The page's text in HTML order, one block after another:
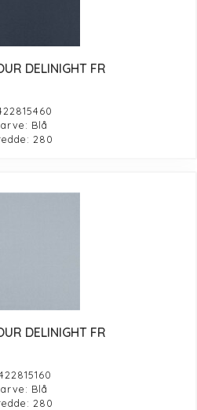
DELINIGHT FR
Blå
280
DELINIGHT FR
Blå
280